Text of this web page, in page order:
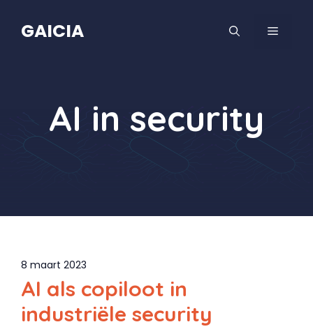
naarGAICIA MENU
AI in security
8 maart 2023
AI als copiloot in
industriële security